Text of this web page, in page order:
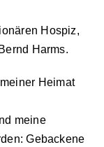
Hospiz,
Harms.
Heimat
meine
Gebackene